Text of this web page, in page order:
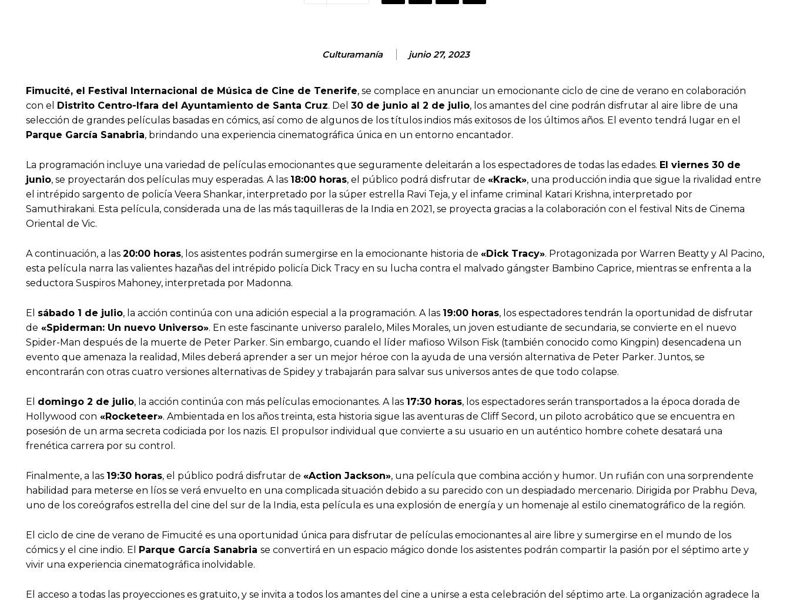
Culturamanía junio 27, 2023
Fimucité, el Festival Internacional de Música de Cine de Tenerife, se complace en anunciar un emocionante ciclo de cine de verano en colaboración
con el
Distrito Centro-Ifara del Ayuntamiento de Santa Cruz. Del 30 de junio al 2 de julio, los amantes del cine podrán disfrutar al aire libre de una
selección de grandes películas basadas en cómics, así como de algunos de los títulos indios más exitosos de los últimos años. El evento tendrá lugar en el
Parque García Sanabria, brindando una experiencia cinematográfica única en un entorno encantador.
La programación incluye una variedad de películas emocionantes que seguramente deleitarán a los espectadores de todas las edades. El viernes 30 de
junio, se proyectarán dos películas muy esperadas. A las 18:00 horas, el público podrá disfrutar de «Krack», una producción india que sigue la rivalidad entre
el intrépido sargento de policía Veera Shankar, interpretado por la súper estrella Ravi Teja, y el infame criminal Katari Krishna, interpretado por
Samuthirakani. Esta película, considerada una de las más taquilleras de la India en 2021, se proyecta gracias a la colaboración con el festival Nits de Cinema
Oriental de Vic.
A continuación, a las 20:00 horas, los asistentes podrán sumergirse en la emocionante historia de «Dick Tracy». Protagonizada por Warren Beatty y Al Pacino,
esta película narra las valientes hazañas del intrépido policía Dick Tracy en su lucha contra el malvado gángster Bambino Caprice, mientras se enfrenta a la
seductora Suspiros Mahoney, interpretada por Madonna.
El sábado 1 de julio, la acción continúa con una adición especial a la programación. A las 19:00 horas, los espectadores tendrán la oportunidad de disfrutar
de «Spiderman: Un nuevo Universo». En este fascinante universo paralelo, Miles Morales, un joven estudiante de secundaria, se convierte en el nuevo
Spider-Man después de la muerte de Peter Parker. Sin embargo, cuando el líder mafioso Wilson Fisk (también conocido como Kingpin) desencadena un
evento que amenaza la realidad, Miles deberá aprender a ser un mejor héroe con la ayuda de una versión alternativa de Peter Parker. Juntos, se
encontrarán con otras cuatro versiones alternativas de Spidey y trabajarán para salvar sus universos antes de que todo colapse.
El domingo 2 de julio, la acción continúa con más películas emocionantes. A las 17:30 horas, los espectadores serán transportados a la época dorada de
Hollywood con «Rocketeer». Ambientada en los años treinta, esta historia sigue las aventuras de Cliff Secord, un piloto acrobático que se encuentra en
posesión de un arma secreta codiciada por los nazis. El propulsor individual que convierte a su usuario en un auténtico hombre cohete desatará una
frenética carrera por su control.
Finalmente, a las 19:30 horas, el público podrá disfrutar de «Action Jackson», una película que combina acción y humor. Un rufián con una sorprendente
habilidad para meterse en líos se verá envuelto en una complicada situación debido a su parecido con un despiadado mercenario. Dirigida por Prabhu Deva,
uno de los coreógrafos estrella del cine del sur de la India, esta película es una explosión de energía y un homenaje al estilo cinematográfico de la región.
El ciclo de cine de verano de Fimucité es una oportunidad única para disfrutar de películas emocionantes al aire libre y sumergirse en el mundo de los
cómics y el cine indio. El
Parque García Sanabria se convertirá en un espacio mágico donde los asistentes podrán compartir la pasión por el séptimo arte y
vivir una experiencia cinematográfica inolvidable.
El acceso a todas las proyecciones es gratuito, y se invita a todos los amantes del cine a unirse a esta celebración del séptimo arte. La organización agradece la